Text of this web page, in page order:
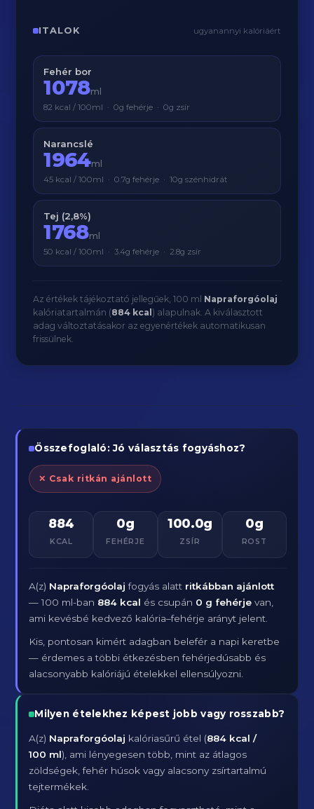
ITALOK ugyanannyi kalóriáért
Fehér bor
1078ml
82 kcal / 100ml · 0g fehérje · 0g zsír
Narancslé
1964ml
45 kcal / 100ml · 0.7g fehérje · 10g szénhidrát
Tej (2,8%)
1768ml
50 kcal / 100ml · 3.4g fehérje · 2.8g zsír
Az értékek tájékoztató jellegűek, 100 ml Napraforgóolaj
kalóriatartalmán (884 kcal ) alapulnak. A kiválasztott
adag változtatásakor az egyenértékek automatikusan
frissülnek.
Összefoglaló: Jó választás fogyáshoz?
✕ Csak ritkán ajánlott
884
KCAL
0g
FEHÉRJE
100.0g
ZSÍR
0g
ROST
A(z) Napraforgóolaj fogyás alatt ritkábban ajánlott
— 100 ml-ban 884 kcal és csupán 0 g fehérje van,
ami kevésbé kedvező kalória–fehérje arányt jelent.
Kis, pontosan kimért adagban belefér a napi keretbe
— érdemes a többi étkezésben fehérjedúsabb és
alacsonyabb kalóriájú ételekkel ellensúlyozni.
Milyen ételekhez képest jobb vagy rosszabb?
A(z) Napraforgóolaj kalóriasűrű étel (884 kcal /
100 ml), ami lényegesen több, mint az átlagos
zöldségek, fehér húsok vagy alacsony zsírtartalmú
tejtermékek.